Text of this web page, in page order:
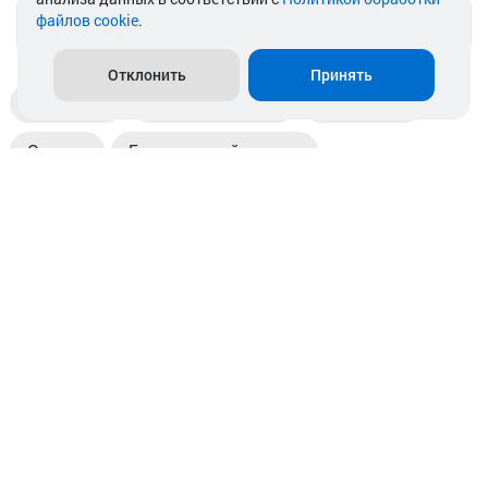
info@akkamulik.by
Пункты выдачи Магазины
Оплата Безналичный расчет
файлов cookie.
Отклонить Принять